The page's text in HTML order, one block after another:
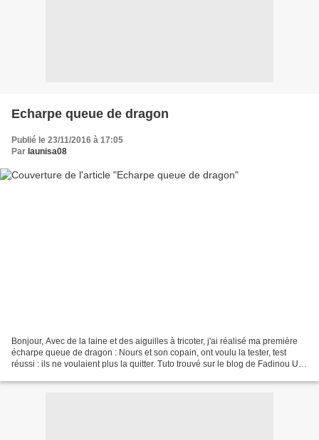
Echarpe queue de dragon
Publié le 23/11/2016 à 17:05
Par launisa08
Bonjour, Avec de la laine et des aiguilles à tricoter, j'ai réalisé ma première
écharpe queue de dragon : Nours et son copain, ont voulu la tester, test
réussi : ils ne voulaient plus la quitter. Tuto trouvé sur le blog de Fadinou Un